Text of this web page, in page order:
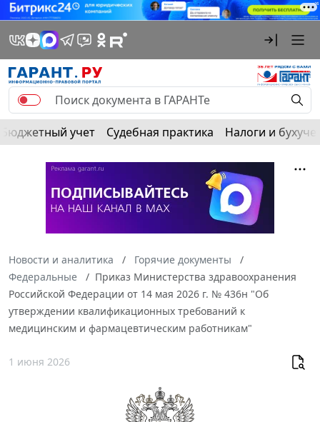
Бюджетный учет Судебная практика Налоги и
Новости и аналитика
Горячие документы
Федеральные
Приказ Министерства здравоохранения
Российской Федерации от 14 мая 2026 г. № 436н "Об
утверждении квалификационных требований к
медицинским и фармацевтическим работникам"
1 июня 2026